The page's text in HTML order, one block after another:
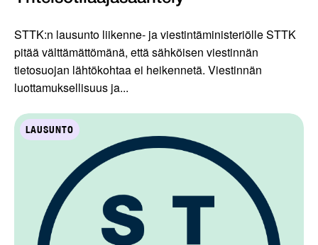
STTK:n lausunto liikenne- ja viestintäministeriölle STTK
pitää välttämättömänä, että sähköisen viestinnän
tietosuojan lähtökohtaa ei heikennetä. Viestinnän
luottamuksellisuus ja...
LAUSUNTO